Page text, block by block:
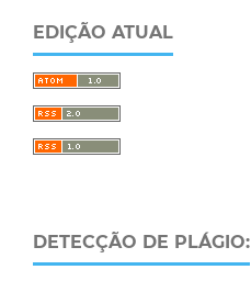
EDIÇÃO ATUAL
DETECÇÃO DE PLÁGIO: